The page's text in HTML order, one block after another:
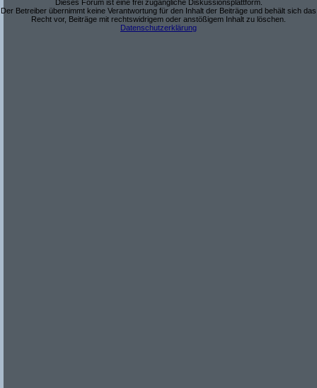
Dieses Forum ist eine frei zugängliche Diskussionsplattform.
Der Betreiber übernimmt keine Verantwortung für den Inhalt der Beiträge und behält sich das
Recht vor, Beiträge mit rechtswidrigem oder anstößigem Inhalt zu löschen.
Datenschutzerklärung